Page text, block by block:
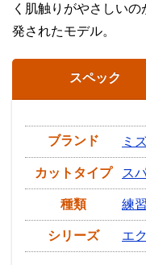
く肌触りがやさしい
発されたモデル。
スペック
ブランド ミ
カットタイプ ス
種類 練
シリーズ エ